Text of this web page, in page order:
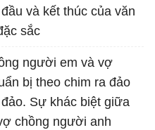
và kết thúc của văn
sắc
người em và vợ
bị theo chim ra đảo
Sự khác biệt giữa
chồng người anh